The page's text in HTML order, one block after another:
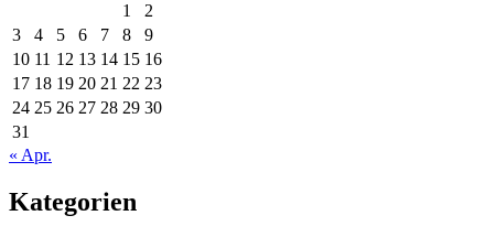
1
2
3
4 5 6 7 8
9
10 11 12 13 14 15 16
17 18 19 20 21 22 23
24 25 26 27 28 29 30
31
« Apr.
Kategorien